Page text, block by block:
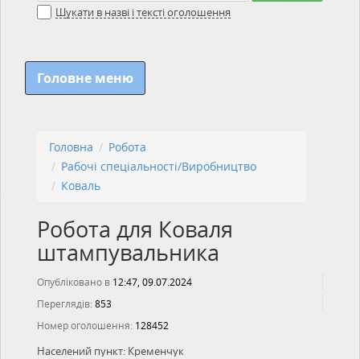
Шукати в назві і тексті оголошення
Головне меню
Головна
Робота
Рабочі спеціальності/Виробництво
Коваль
Робота для Коваля
штампувальника
Опубліковано в 12:47, 09.07.2024
Переглядів: 853
Номер оголошення: 128452
Населений пункт: Кременчук